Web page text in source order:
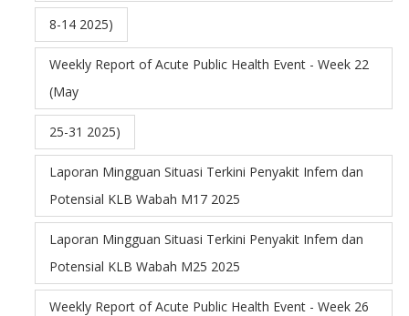
8-14 2025)
Weekly Report of Acute Public Health Event - Week 22
(May
25-31 2025)
Laporan Mingguan Situasi Terkini Penyakit Infem dan
Potensial KLB Wabah M17 2025
Laporan Mingguan Situasi Terkini Penyakit Infem dan
Potensial KLB Wabah M25 2025
Weekly Report of Acute Public Health Event - Week 26